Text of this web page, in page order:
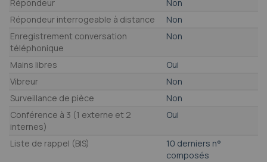
Répondeur
Non
Répondeur interrogeable à distance
Non
Enregistrement conversation
téléphonique
Non
Mains libres
Oui
Vibreur
Non
Surveillance de pièce
Non
Conférence à 3 (1 externe et 2
internes)
Oui
Liste de rappel (BIS)
10 derniers n°
composés